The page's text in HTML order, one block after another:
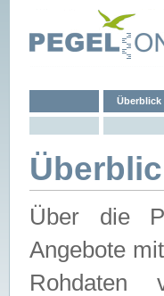
Überblick
Über die
Angebote
Rohdaten